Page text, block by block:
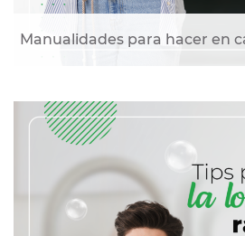
Manualidades para hacer en